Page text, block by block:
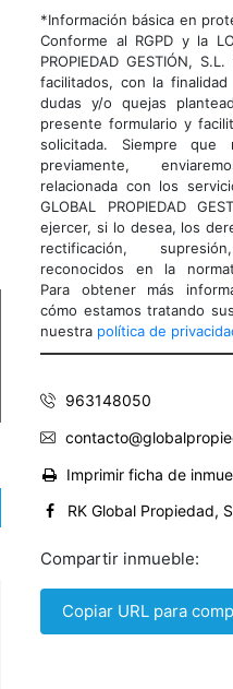
Next*Información básica en
Conforme al RGPD y la
PROPIEDAD GESTIÓN,
facilitados, con la
dudas y/o quejas
presente formulario y
solicitada. Siempre que
previamente,
relacionada con los
GLOBAL PROPIEDAD
ejercer, si lo desea, los
rectificación,
reconocidos en la
Para obtener más
cómo estamos tratando
nuestra política de
963148050
Imprimir ficha de
RK Global Propiedad,
Compartir inmueble:
Copiar URL para